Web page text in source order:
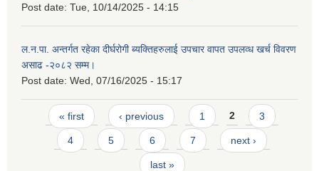
Post date: Tue, 10/14/2025 - 14:15
ल.न.पा. अन्तर्गत रहेका दीर्घरोगी ब्यक्तिहरुलाई उपचार वापत उपलव्ध खर्च विवरण
असाढ -२०८२ सम्म।
Post date: Wed, 07/16/2025 - 15:17
Pages
« first ‹ previous 1 2 3
4 5 6 7 next ›
last »